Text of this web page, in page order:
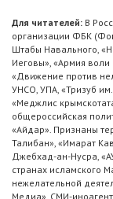
Для читателей: В
организации ФБК
Штабы Навального,
Иеговы», «Армия
«Движение против
УНСО, УПА, «Тризуб
«Меджлис
общероссийская
«Айдар». Признаны
Талибан», «Имарат
Джебхад-ан-Нусра,
странах исламского
нежелательной
Медиа». СМИ-